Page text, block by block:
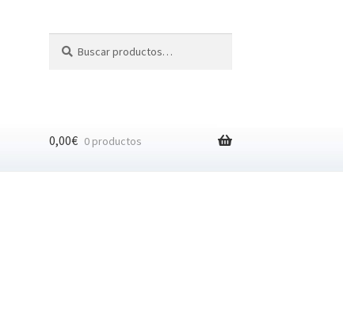
por:
0,00€ 0 productos